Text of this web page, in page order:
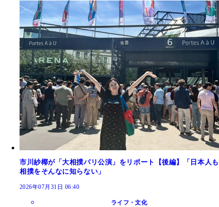
市川紗椰が「大相撲パリ公演」をリポート【後編】「日本人も
相撲をそんなに知らない」
2026年07月31日 06:40
ライフ・文化